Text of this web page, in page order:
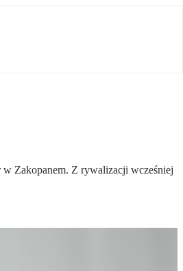
w Zakopanem. Z rywalizacji wcześniej